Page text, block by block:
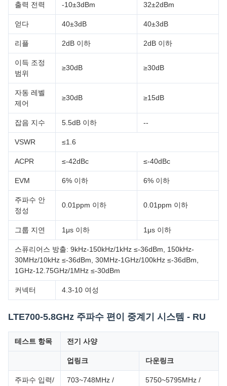
출력 전력 -10±3dBm 32±2dBm
얻다 40±3dB 40±3dB
리플 2dB 이하 2dB 이하
이득 조정
범위
≥30dB ≥30dB
자동 레벨
제어
≥30dB ≥15dB
잡음 지수 5.5dB 이하 --
VSWR ≤1.6
ACPR ≤-42dBc ≤-40dBc
EVM 6% 이하 6% 이하
주파수 안
정성
0.01ppm 이하 0.01ppm 이하
그룹 지연 1μs 이하 1μs 이하
스퓨리어스 방출: 9kHz-150kHz/1kHz ≤-36dBm, 150kHz-
30MHz/10kHz ≤-36dBm, 30MHz-1GHz/100kHz ≤-36dBm,
1GHz-12.75GHz/1MHz ≤-30dBm
커넥터 4.3-10 여성
LTE700-5.8GHz 주파수 편이 중계기 시스템 - RU
테스트 항목 전기 사양
업링크 다운링크
주파수 입력/
703~748MHz /
5750~5795MHz /